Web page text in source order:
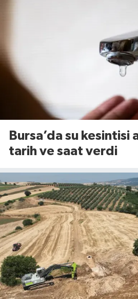
Bursa’da su kesintisi
tarih ve saat verdi